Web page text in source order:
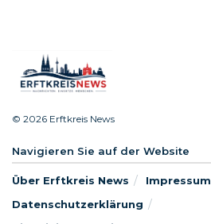
© 2026 Erftkreis News
Navigieren Sie auf der Website
Über Erftkreis News
Impressum
Datenschutzerklärung